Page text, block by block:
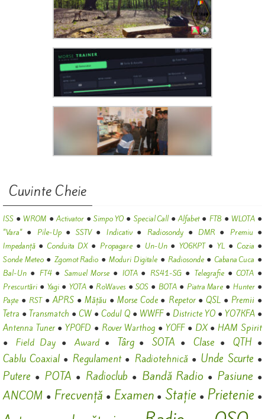
Cuvinte Cheie
ISS ●WROM ●Activator●Simpo YO ● Special Call●Alfabet● FT8 ● WLOTA●
"Vara" ● Pile-Up●SSTV●Indicativ ● Radiosondy ● DMR ● Premiu ●
Impedanță ●Conduita DX● Propagare ● Un-Un● YO6KPT●YL ● Cozia ●
Sonde Meteo● Zgomot Radio ●Moduri Digitale● Radiosonde● Cabana Cuca ●
Bal-Un ● FT4●Samuel Morse● IOTA● RS41-SG ● Telegrafie●COTA ●
Prescurtări ● Yagi● YOTA● RoWaves ●SOS ● BOTA● Piatra Mare ● Hunter●
Paște ● RST●APRS● Mățău● Morse Code● Repetor● QSL ● Premii ●
Tetra ● Transmatch ● CW ● Codul Q ● WWFF● Districte YO ● YO7KFA ●
Antenna Tuner●YP0FD ● Rover Warthog ●YOFF● DX●HAM Spirit
● Field Day ●Award● Târg●SOTA ●Clase ●QTH ●
Cablu Coaxial ● Regulament● Radiotehnică ● Unde Scurte ●
Putere ● POTA ● Radioclub ● Bandă Radio ●Pasiune ●
ANCOM ● Frecvență ● Examen ● Stație ● Prietenie ●